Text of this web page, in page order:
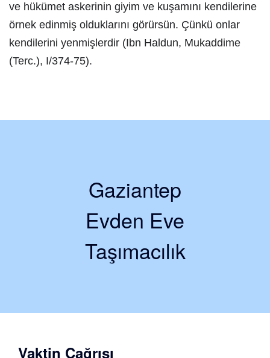
ve hükümet askerinin giyim ve kuşamını kendilerine
örnek edinmiş olduklarını görürsün. Çünkü onlar
kendilerini yenmişlerdir (Ibn Haldun, Mukaddime
(Terc.), I/374-75).
Gaziantep
Evden Eve
Taşımacılık
Vaktin Çağrısı